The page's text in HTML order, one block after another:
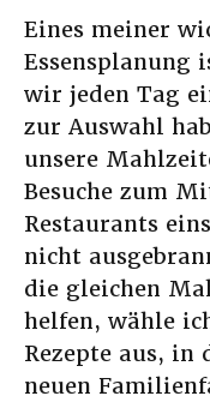
Eines meiner
Essensplanung
wir jeden Tag
zur Auswahl
unsere
Besuche zum
Restaurants
nicht
die gleichen
helfen, wähle
Rezepte aus, in
neuen